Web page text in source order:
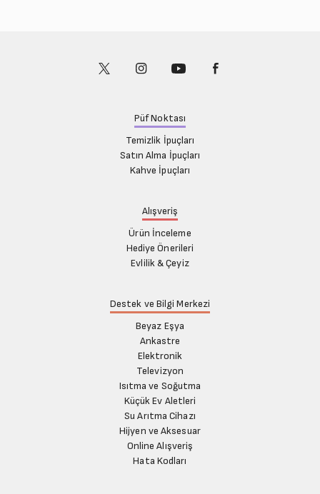
Püf Noktası
Temizlik İpuçları
Satın Alma İpuçları
Kahve İpuçları
Alışveriş
Ürün İnceleme
Hediye Önerileri
Evlilik & Çeyiz
Destek ve Bilgi Merkezi
Beyaz Eşya
Ankastre
Elektronik
Televizyon
Isıtma ve Soğutma
Küçük Ev Aletleri
Su Arıtma Cihazı
Hijyen ve Aksesuar
Online Alışveriş
Hata Kodları